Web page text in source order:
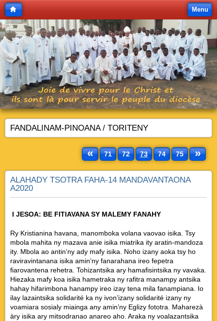
Menu
FANDALINAM-PINOANA / TORITENY
« 71 72 73 74 75 »
ALAHADY TSOTRA FAHA-14 MANDAVANTAONA
A2020
I JESOA: BE FITIAVANA SY MALEMY FANAHY
Ry Kristianina havana, manomboka volana vaovao isika. Tsy
mbola mahita ny mazava anie isika miatrika ity aratin-mandoza
ity. Mbola ao antin’ny ady mafy isika. Noho izany aoka tsy ho
raviravintanana isika amin’ny fanarahana ireo fepetra
fiarovantena rehetra. Tohizantsika ary hamafisintsika ny vavaka.
Hiezaka mafy koa isika hametraka ny rafitra manampy antsika
hahay hifarimbona hanampy ireo izay tena mila fanampiana. Io
ilay lazaintsika solidarité ka ny ivon’izany solidarité izany ny
voamiara sosialy miainga any amin’ny Eglizy fototra. Maharezà
àry isika ary mitsodranao anareo aho. Araka ny voalazantsika